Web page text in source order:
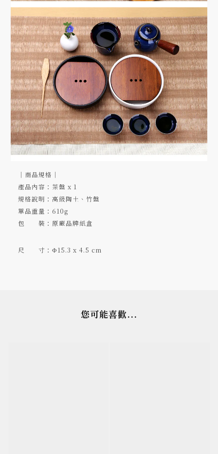
｜商品規格｜
產品內容：茶盤 x 1
規格說明：高級陶土、竹盤
單品重量：610g
包 裝：原廠品牌紙盒
尺 寸：Φ15.3 x 4.5 cm
您可能喜歡...